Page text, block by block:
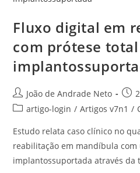
Fluxo digital em
com prótese
João de Andrade Neto
artigo-login / Artigos v7n1 /
Estudo relata caso clínico no
reabilitação em mandíbula
implantossuportada através da